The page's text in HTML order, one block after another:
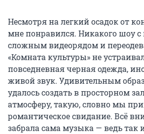
Несмотря на легкий осадок от
мне понравился. Никакого шоу с
сложным видеорядом и
«Комната культуры» не
повседневная черная одежда,
живой звук. Удивительным
удалось создать в просторном
атмосферу, такую, словно мы
романтическое свидание. Всё
забрала сама музыка — ведь так